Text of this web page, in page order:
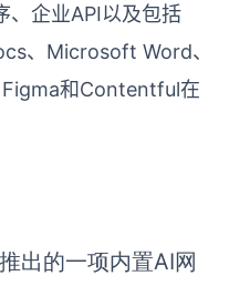
、企业API以及包括
、Microsoft Word、
和Contentful在
出的一项内置AI网